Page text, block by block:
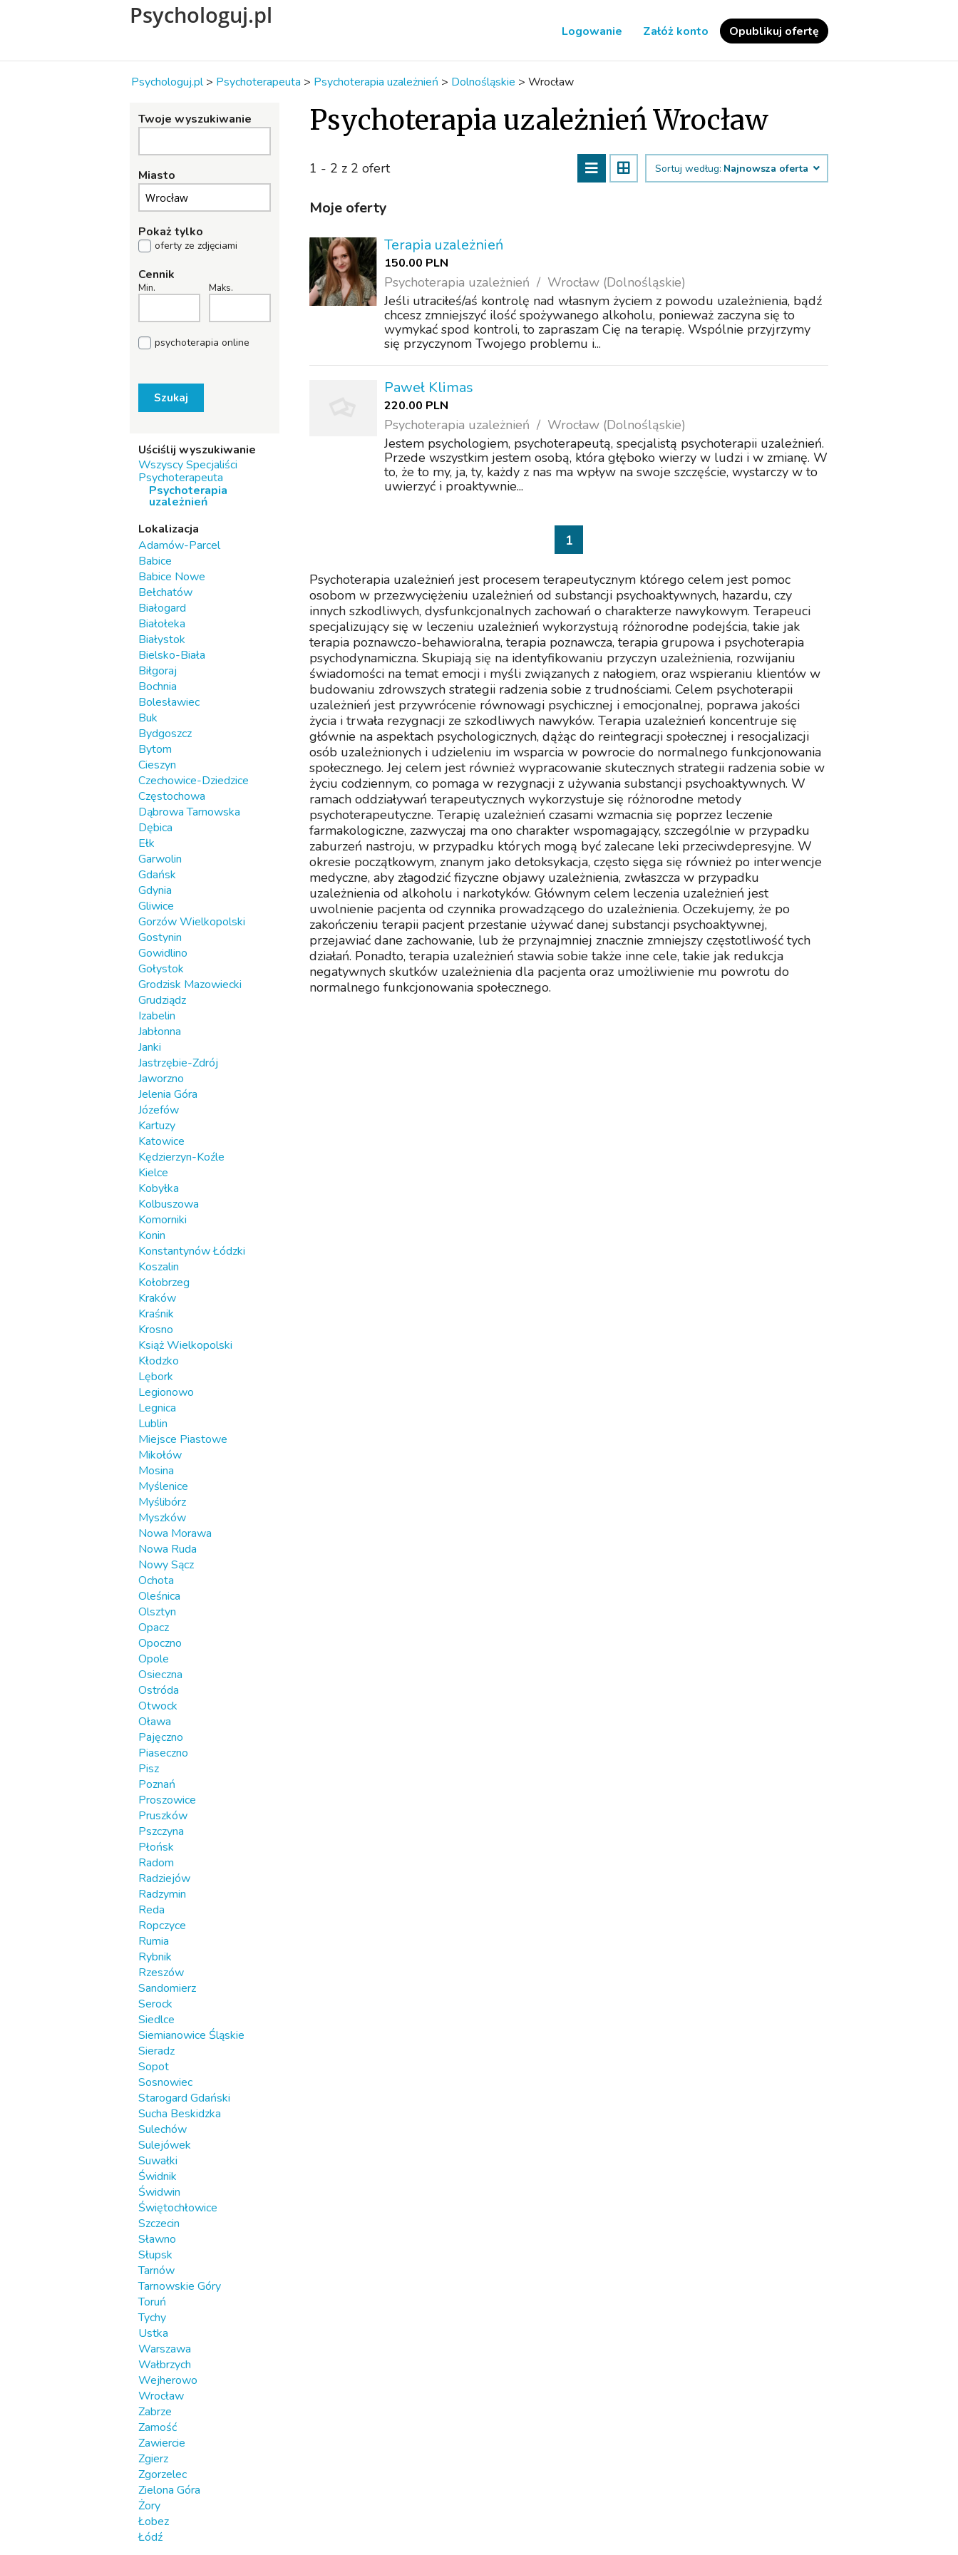
Psychologuj.pl
Logowanie Załóż konto Opublikuj ofertę
Psychologuj.pl > Psychoterapeuta > Psychoterapia uzależnień > Dolnośląskie > Wrocław
Twoje wyszukiwanie
Miasto
Pokaż tylko
oferty ze zdjęciami
Cennik
Min. Maks.
psychoterapia online
Szukaj
Uściślij wyszukiwanie
Wszyscy Specjaliści
Psychoterapeuta
Psychoterapia
uzależnień
Lokalizacja
Adamów-Parcel
Babice
Babice Nowe
Bełchatów
Białogard
Białołeka
Białystok
Bielsko-Biała
Biłgoraj
Bochnia
Bolesławiec
Buk
Bydgoszcz
Bytom
Cieszyn
Czechowice-Dziedzice
Częstochowa
Dąbrowa Tarnowska
Dębica
Ełk
Garwolin
Gdańsk
Gdynia
Gliwice
Gorzów Wielkopolski
Gostynin
Gowidlino
Gołystok
Grodzisk Mazowiecki
Grudziądz
Izabelin
Jabłonna
Janki
Jastrzębie-Zdrój
Jaworzno
Jelenia Góra
Józefów
Kartuzy
Katowice
Kędzierzyn-Koźle
Kielce
Kobyłka
Kolbuszowa
Komorniki
Konin
Konstantynów Łódzki
Koszalin
Kołobrzeg
Kraków
Kraśnik
Krosno
Książ Wielkopolski
Kłodzko
Lębork
Legionowo
Legnica
Lublin
Miejsce Piastowe
Mikołów
Mosina
Myślenice
Myślibórz
Myszków
Nowa Morawa
Nowa Ruda
Nowy Sącz
Ochota
Oleśnica
Olsztyn
Opacz
Opoczno
Opole
Osieczna
Ostróda
Otwock
Oława
Pajęczno
Piaseczno
Pisz
Poznań
Proszowice
Pruszków
Pszczyna
Płońsk
Radom
Radziejów
Radzymin
Reda
Ropczyce
Rumia
Rybnik
Rzeszów
Sandomierz
Serock
Siedlce
Siemianowice Śląskie
Sieradz
Sopot
Sosnowiec
Starogard Gdański
Sucha Beskidzka
Sulechów
Sulejówek
Suwałki
Świdnik
Świdwin
Świętochłowice
Szczecin
Sławno
Słupsk
Tarnów
Tarnowskie Góry
Toruń
Tychy
Ustka
Warszawa
Wałbrzych
Wejherowo
Wrocław
Zabrze
Zamość
Zawiercie
Zgierz
Zgorzelec
Zielona Góra
Żory
Łobez
Łódź
Psychoterapia uzależnień Wrocław
1 - 2 z 2 ofert Sortuj według: Najnowsza oferta
Moje oferty
Terapia uzależnień
150.00 PLN
Psychoterapia uzależnień
Wrocław (Dolnośląskie)
Jeśli utraciłeś/aś kontrolę nad własnym życiem z powodu uzależnienia, bądź
chcesz zmniejszyć ilość spożywanego alkoholu, ponieważ zaczyna się to
wymykać spod kontroli, to zapraszam Cię na terapię. Wspólnie przyjrzymy
się przyczynom Twojego problemu i...
Paweł Klimas
220.00 PLN
Psychoterapia uzależnień
Wrocław (Dolnośląskie)
Jestem psychologiem, psychoterapeutą, specjalistą psychoterapii uzależnień.
Przede wszystkim jestem osobą, która głęboko wierzy w ludzi i w zmianę. W
to, że to my, ja, ty, każdy z nas ma wpływ na swoje szczęście, wystarczy w to
uwierzyć i proaktywnie...
1
Psychoterapia uzależnień jest procesem terapeutycznym którego celem jest pomoc
osobom w przezwyciężeniu uzależnień od substancji psychoaktywnych, hazardu, czy
innych szkodliwych, dysfunkcjonalnych zachowań o charakterze nawykowym. Terapeuci
specjalizujący się w leczeniu uzależnień wykorzystują różnorodne podejścia, takie jak
terapia poznawczo-behawioralna, terapia poznawcza, terapia grupowa i psychoterapia
psychodynamiczna. Skupiają się na identyfikowaniu przyczyn uzależnienia, rozwijaniu
świadomości na temat emocji i myśli związanych z nałogiem, oraz wspieraniu klientów w
budowaniu zdrowszych strategii radzenia sobie z trudnościami. Celem psychoterapii
uzależnień jest przywrócenie równowagi psychicznej i emocjonalnej, poprawa jakości
życia i trwała rezygnacji ze szkodliwych nawyków. Terapia uzależnień koncentruje się
głównie na aspektach psychologicznych, dążąc do reintegracji społecznej i resocjalizacji
osób uzależnionych i udzieleniu im wsparcia w powrocie do normalnego funkcjonowania
społecznego. Jej celem jest również wypracowanie skutecznych strategii radzenia sobie w
życiu codziennym, co pomaga w rezygnacji z używania substancji psychoaktywnych. W
ramach oddziaływań terapeutycznych wykorzystuje się różnorodne metody
psychoterapeutyczne. Terapię uzależnień czasami wzmacnia się poprzez leczenie
farmakologiczne, zazwyczaj ma ono charakter wspomagający, szczególnie w przypadku
zaburzeń nastroju, w przypadku których mogą być zalecane leki przeciwdepresyjne. W
okresie początkowym, znanym jako detoksykacja, często sięga się również po interwencje
medyczne, aby złagodzić fizyczne objawy uzależnienia, zwłaszcza w przypadku
uzależnienia od alkoholu i narkotyków. Głównym celem leczenia uzależnień jest
uwolnienie pacjenta od czynnika prowadzącego do uzależnienia. Oczekujemy, że po
zakończeniu terapii pacjent przestanie używać danej substancji psychoaktywnej,
przejawiać dane zachowanie, lub że przynajmniej znacznie zmniejszy częstotliwość tych
działań. Ponadto, terapia uzależnień stawia sobie także inne cele, takie jak redukcja
negatywnych skutków uzależnienia dla pacjenta oraz umożliwienie mu powrotu do
normalnego funkcjonowania społecznego.